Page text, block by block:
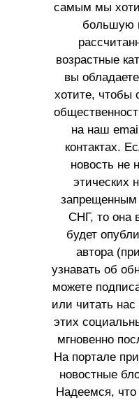
самым мы
большую
возрастные
вы
хотите, чтобы
на наш
контактах.
новость не
этических
запрещенным
СНГ, то она
будет
автора
узнавать об
можете
или читать
этих
мгновенно
На портале
новостные
Надеемся,